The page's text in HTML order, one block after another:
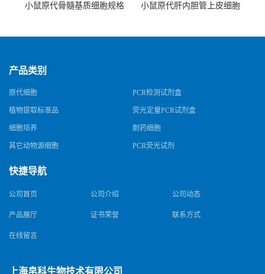
小鼠原代骨髓基质细胞规格
小鼠原代肝内胆管上皮细胞
产品类别
原代细胞 PCR检测试剂盒
植物提取标准品 荧光定量PCR试剂盒
细胞培养 耐药细胞
其它动物源细胞 PCR荧光试剂
快捷导航
公司首页 公司介绍 公司动态
产品展厅 证书荣誉 联系方式
在线留言
上海帛科生物技术有限公司